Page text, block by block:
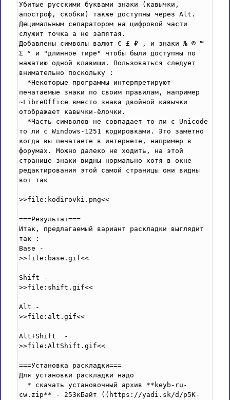
Убитые русскими буквами знаки (кавычки,
апостроф, скобки) также доступны через Alt.
Децимальным сепаратором на цифровой части
служит точка а не запятая.
Добавлены символы валют € £ ₽ , и знаки № © ™
Σ ° и "длинное тире" чтобы были доступны по
нажатию одной клавиши. Пользоваться следует
внимательно поскольку :
*Некоторые программы интерпретируют
печатаемые знаки по своим правилам, например
~LibrеOffice вместо знака двойной кавычки
отображает кавычки-ёлочки.
*Часть символов не совпадает то ли с Unicode
то ли с Windows-1251 кодировками. Это заметно
когда вы печатаете в интернете, например в
форумах. Можно далеко не ходить, на этой
странице знаки видны нормально хотя в окне
редактирования этой самой страницы они видны
вот так
>>file:kodirovki.png<<
===Результат===
Итак, предлагаемый вариант раскладки выглядит
так :
Base -
>>file:base.gif<<
Shift -
>>file:shift.gif<<
Alt -
>>file:alt.gif<<
Alt+Shift  -
>>file:AltShift.gif<<
===Установка раскладки===
Для установки раскладки надо
* скачать установочный архив **keyb-ru-
cw.zip** - 253кБайт ((https://yadi.sk/d/p5K-